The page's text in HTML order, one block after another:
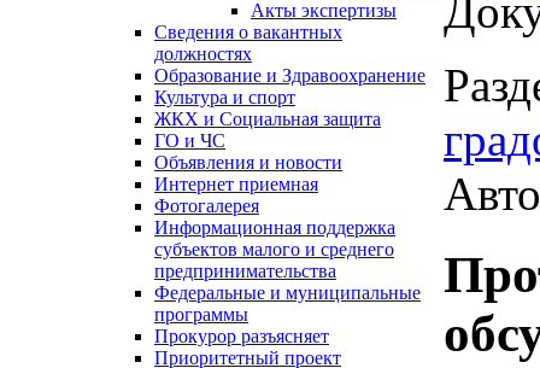
Акты экспертизы
Сведения о вакантных
должностях
Образование и Здравоохранение
Культура и спорт
ЖКХ и Социальная защита
ГО и ЧС
Объявления и новости
Интернет приемная
Фотогалерея
Информационная поддержка
субъектов малого и среднего
предпринимательства
Федеральные и муниципальные
программы
Прокурор разъясняет
Приоритетный проект